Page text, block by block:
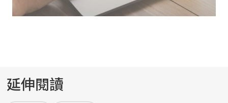
延伸閱讀